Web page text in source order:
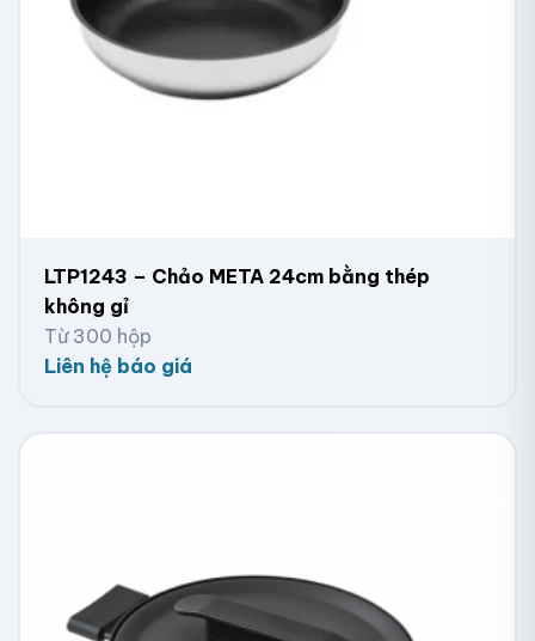
LTP1243 – Chảo META 24cm bằng thép
không gỉ
Từ 300 hộp
Liên hệ báo giá